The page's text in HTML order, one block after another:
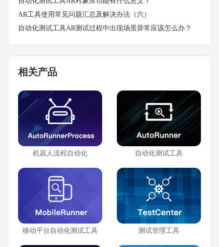
AR工具使用常见问题汇总及解决办法（六）
自动化测试工具AR测试过程中出现场景异常应该怎么办？
相关产品
机器人流程自动化 自动化测试工具
移动平台自动化测试工具 测试管理工具